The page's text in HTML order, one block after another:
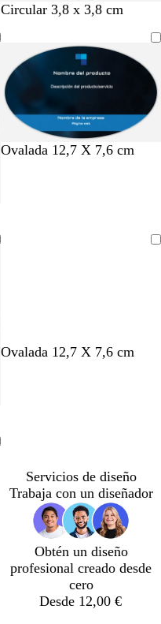
Circular 3,8 x 3,8 cm
Ovalada 12,7 X 7,6 cm
Ovalada 12,7 X 7,6 cm
Servicios de diseño
Trabaja con un diseñador
Obtén un diseño
profesional creado desde
cero
Desde 12,00 €